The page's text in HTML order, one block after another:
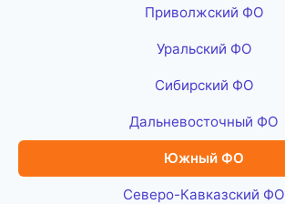
Приволжский ФО
Уральский ФО
Сибирский ФО
Дальневосточный ФО
Южный ФО
Северо-Кавказский ФО